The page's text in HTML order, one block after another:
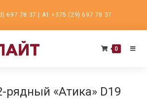
697 78 37 | А1 +375 (29) 697 78 37
0
рядный «Атика» D19